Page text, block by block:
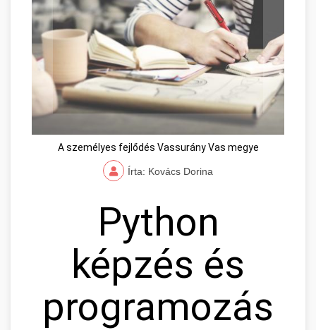
A személyes fejlődés Vassurány Vas megye
Írta: Kovács Dorina
Python
képzés és
programozás